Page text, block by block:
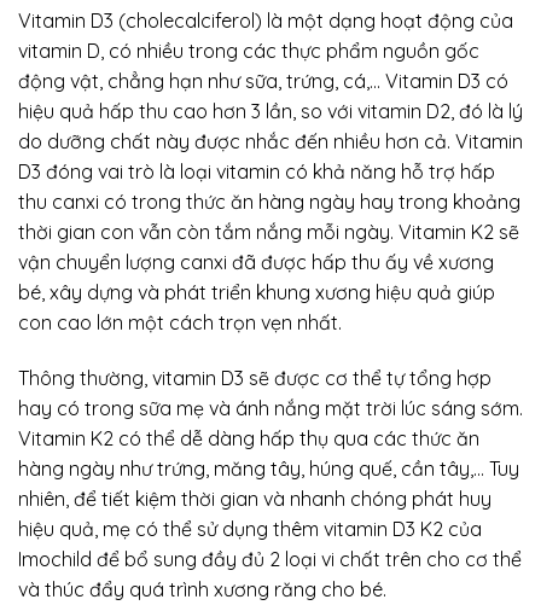
Vitamin D3 (cholecalciferol) là một dạng hoạt động của
vitamin D, có nhiều trong các thực phẩm nguồn gốc
động vật, chẳng hạn như sữa, trứng, cá,… Vitamin D3 có
hiệu quả hấp thu cao hơn 3 lần, so với vitamin D2, đó là lý
do dưỡng chất này được nhắc đến nhiều hơn cả. Vitamin
D3 đóng vai trò là loại vitamin có khả năng hỗ trợ hấp
thu canxi có trong thức ăn hàng ngày hay trong khoảng
thời gian con vẫn còn tắm nắng mỗi ngày. Vitamin K2 sẽ
vận chuyển lượng canxi đã được hấp thu ấy về xương
bé, xây dựng và phát triển khung xương hiệu quả giúp
con cao lớn một cách trọn vẹn nhất.
Thông thường, vitamin D3 sẽ được cơ thể tự tổng hợp
hay có trong sữa mẹ và ánh nắng mặt trời lúc sáng sớm.
Vitamin K2 có thể dễ dàng hấp thụ qua các thức ăn
hàng ngày như trứng, măng tây, húng quế, cần tây,… Tuy
nhiên, để tiết kiệm thời gian và nhanh chóng phát huy
hiệu quả, mẹ có thể sử dụng thêm vitamin D3 K2 của
Imochild để bổ sung đầy đủ 2 loại vi chất trên cho cơ thể
và thúc đẩy quá trình xương răng cho bé.